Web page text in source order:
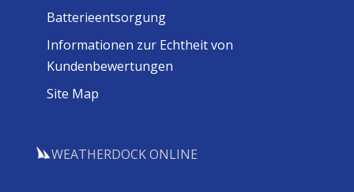
Batterieentsorgung
Informationen zur Echtheit von
Kundenbewertungen
Site Map
WEATHERDOCK ONLINE